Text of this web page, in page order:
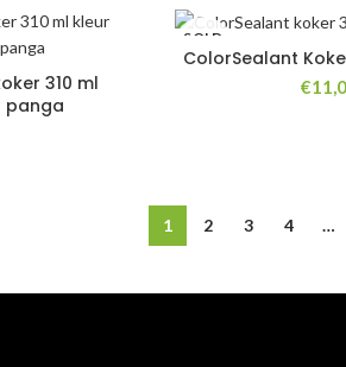
310 ml
panga
SOLD
OUT
ColorSealant
€
1 2 3 4 …